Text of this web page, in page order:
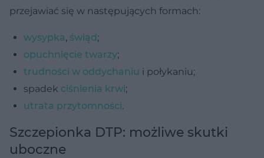
przejawiać się w następujących formach:
wysypka, świąd;
opuchnięcie twarzy;
trudności w oddychaniu i połykaniu;
spadek ciśnienia krwi;
utrata przytomności.
Szczepionka DTP: możliwe skutki
uboczne